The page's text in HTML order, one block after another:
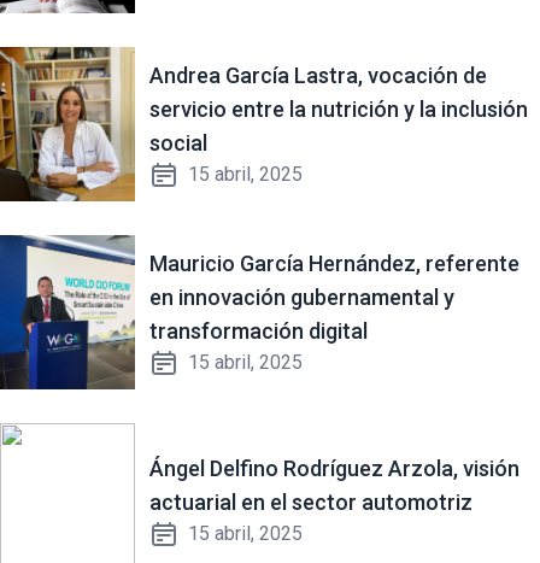
Andrea García Lastra, vocación de
servicio entre la nutrición y la inclusión
social
15 abril, 2025
Mauricio García Hernández, referente
en innovación gubernamental y
transformación digital
15 abril, 2025
Ángel Delfino Rodríguez Arzola, visión
actuarial en el sector automotriz
15 abril, 2025